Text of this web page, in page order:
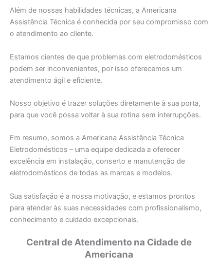
Além de nossas habilidades técnicas, a Americana
Assistência Técnica é conhecida por seu compromisso com
o atendimento ao cliente.
Estamos cientes de que problemas com eletrodomésticos
podem ser inconvenientes, por isso oferecemos um
atendimento ágil e eficiente.
Nosso objetivo é trazer soluções diretamente à sua porta,
para que você possa voltar à sua rotina sem interrupções.
Em resumo, somos a Americana Assistência Técnica
Eletrodomésticos – uma equipe dedicada a oferecer
excelência em instalação, conserto e manutenção de
eletrodomésticos de todas as marcas e modelos.
Sua satisfação é a nossa motivação, e estamos prontos
para atender às suas necessidades com profissionalismo,
conhecimento e cuidado excepcionais.
Central de Atendimento na Cidade de
Americana